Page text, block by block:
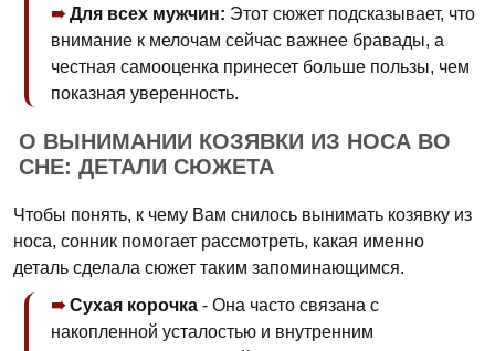
Для всех мужчин: Этот сюжет подсказывает, что
внимание к мелочам сейчас важнее бравады, а
честная самооценка принесет больше пользы, чем
показная уверенность.
О ВЫНИМАНИИ КОЗЯВКИ ИЗ НОСА ВО
СНЕ: ДЕТАЛИ СЮЖЕТА
Чтобы понять, к чему Вам снилось вынимать козявку из
носа, сонник помогает рассмотреть, какая именно
деталь сделала сюжет таким запоминающимся.
Сухая корочка - Она часто связана с
накопленной усталостью и внутренним